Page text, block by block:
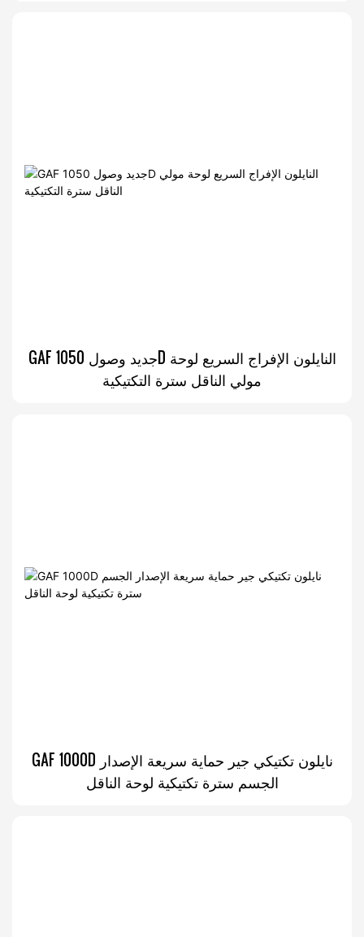
GAF جديد وصول 1050D النايلون الإفراج السريع لوحة
مولي الناقل سترة التكتيكية
GAF 1000D نايلون تكتيكي جير حماية سريعة الإصدار
الجسم سترة تكتيكية لوحة الناقل